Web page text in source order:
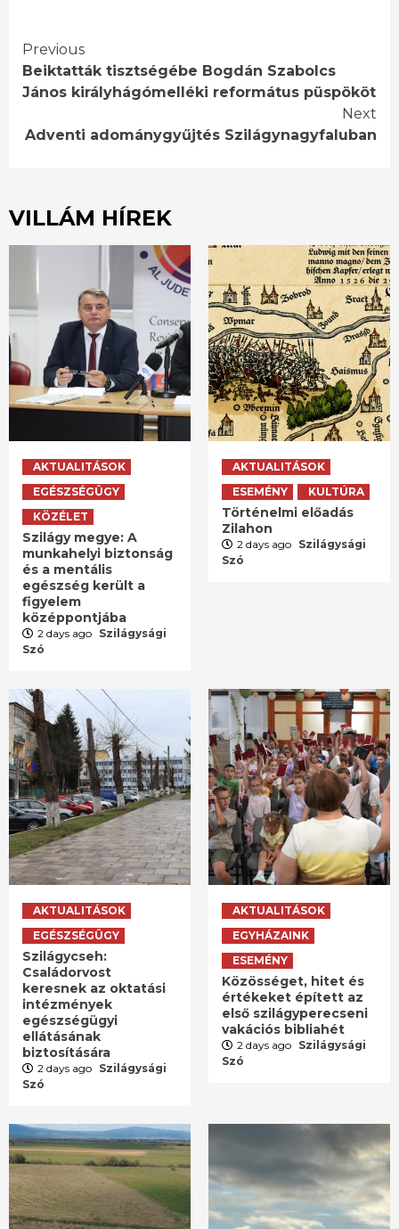
Continue
Reading
Previous
Beiktatták tisztségébe Bogdán Szabolcs
János királyhágómelléki református püspököt
Next
Adventi adománygyűjtés Szilágynagyfaluban
VILLÁM HÍREK
AKTUALITÁSOK
EGÉSZSÉGÜGY
KÖZÉLET
Szilágy megye: A
munkahelyi biztonság
és a mentális
egészség került a
figyelem
középpontjába
2 days ago Szilágysági
Szó
AKTUALITÁSOK
ESEMÉNY
KULTÚRA
Történelmi előadás
Zilahon
2 days ago Szilágysági
Szó
AKTUALITÁSOK
EGÉSZSÉGÜGY
Szilágycseh:
Családorvost
keresnek az oktatási
intézmények
egészségügyi
ellátásának
biztosítására
2 days ago Szilágysági
Szó
AKTUALITÁSOK
EGYHÁZAINK
ESEMÉNY
Közösséget, hitet és
értékeket épített az
első szilágyperecseni
vakációs bibliahét
2 days ago Szilágysági
Szó